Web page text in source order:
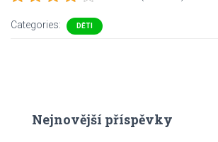
Categories: DĚTI
Nejnovější příspěvky